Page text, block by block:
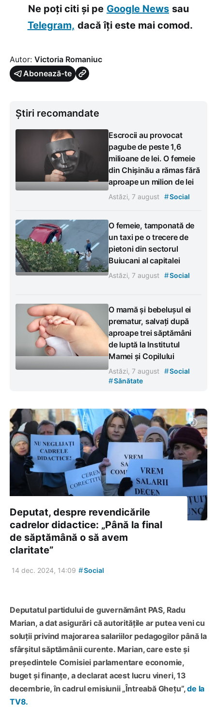
Ne poți citi și pe Google News sau
Telegram, dacă îți este mai comod.
Autor: Victoria Romaniuc
Abonează-te
Știri recomandate
Escrocii au provocat
pagube de peste 1,6
milioane de lei. O femeie
din Chișinău a rămas fără
aproape un milion de lei
Astăzi, 7 august #Social
O femeie, tamponată de
un taxi pe o trecere de
pietoni din sectorul
Buiucani al capitalei
Astăzi, 7 august #Social
O mamă și bebelușul ei
prematur, salvați după
aproape trei săptămâni
de luptă la Institutul
Mamei și Copilului
Astăzi, 7 august #Social
#Sănătate
Deputat, despre revendicările
cadrelor didactice: „Până la final
de săptămână o să avem
claritate”
14 dec. 2024, 14:09 #Social
Deputatul partidului de guvernământ PAS, Radu
Marian, a dat asigurări căautoritățile ar putea veni cu
soluții privind majorareasalariilor pedagogilor până la
sfârșitul săptămâniicurente. Marian, care este și
președintele Comisiei parlamentare economie,
buget și finanțe,a declarat acest lucru vineri, 13
decembrie, în cadrul emisiunii „Întreabă Ghețu”,de la
TV8.